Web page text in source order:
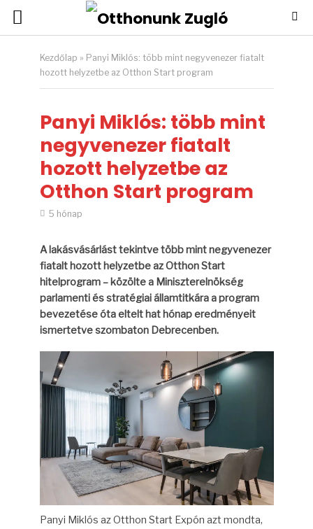
Kezdőlap » Panyi Miklós: több mint negyvenezer fiatalt
hozott helyzetbe az Otthon Start program
Panyi Miklós: több mint
negyvenezer fiatalt
hozott helyzetbe az
Otthon Start program
5 hónap
A lakásvásárlást tekintve több mint negyvenezer
fiatalt hozott helyzetbe az Otthon Start
hitelprogram – közölte a Miniszterelnökség
parlamenti és stratégiai államtitkára a program
bevezetése óta eltelt hat hónap eredményeit
ismertetve szombaton Debrecenben.
Panyi Miklós az Otthon Start Expón azt mondta,